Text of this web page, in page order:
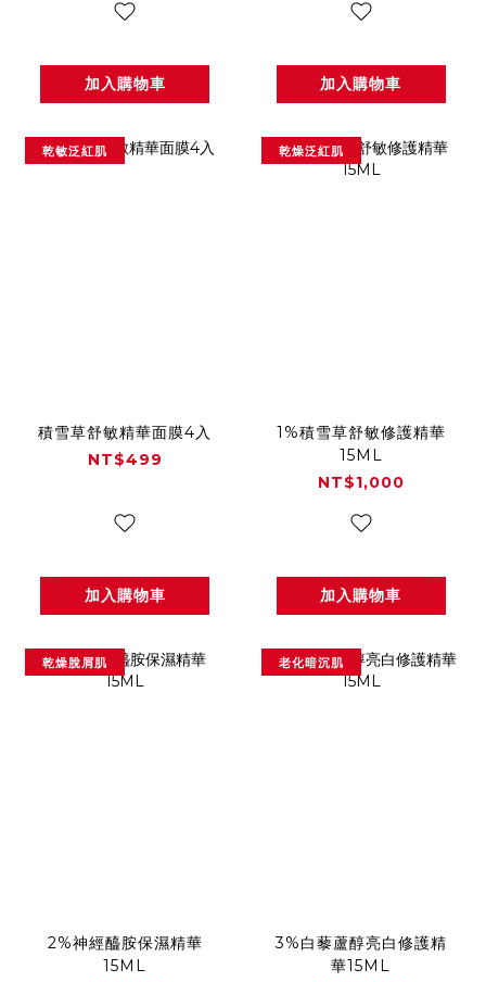
加入購物車 加入購物車
乾敏泛紅肌
積雪草舒敏精華面膜4入
NT$499
加入購物車
乾燥泛紅肌
1%積雪草舒敏修護精華
15ML
NT$1,000
加入購物車
乾燥脫屑肌
2%神經醯胺保濕精華
15ML
老化暗沉肌
3%白藜蘆醇亮白修護精
華15ML